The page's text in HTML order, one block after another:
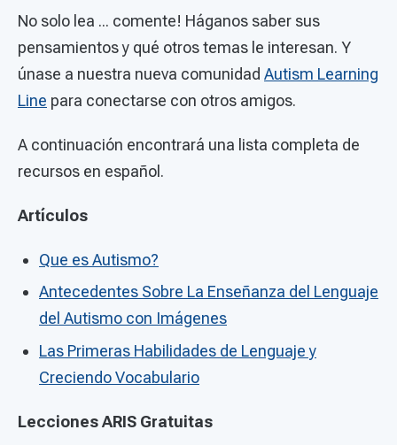
No solo lea ... comente! Háganos saber sus
pensamientos y qué otros temas le interesan. Y
únase a nuestra nueva comunidad Autism Learning
Line para conectarse con otros amigos.
A continuación encontrará una lista completa de
recursos en español.
Artículos
Que es Autismo?
Antecedentes Sobre La Enseñanza del Lenguaje
del Autismo con Imágenes
Las Primeras Habilidades de Lenguaje y
Creciendo Vocabulario
Lecciones ARIS Gratuitas